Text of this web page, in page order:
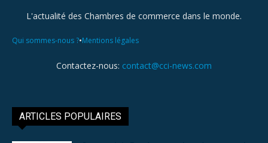
L'actualité des Chambres de commerce dans le monde.
Qui sommes-nous ?•Mentions légales
Contactez-nous: contact@cci-news.com
ARTICLES POPULAIRES